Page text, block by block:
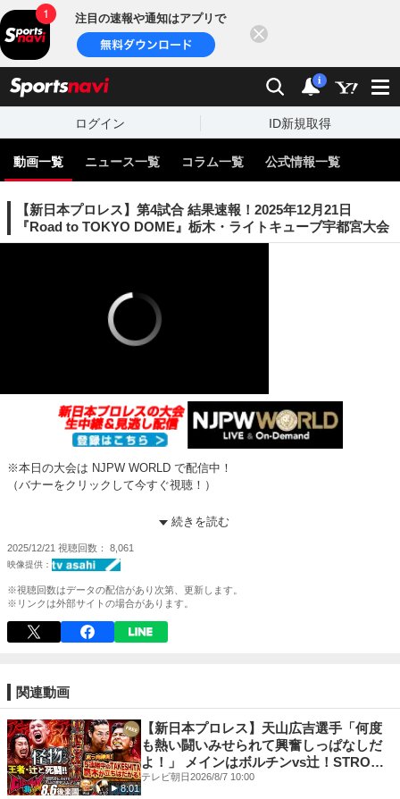
注目の速報や通知はアプリで
検索 通知
i
ログイン ID新規取得
動画一覧 ニュース一覧 コラム一覧 公式情報一覧
【新日本プロレス】第4試合 結果速報！2025年12月21日
『Road to TOKYO DOME』栃木・ライトキューブ宇都宮大会
※本日の大会は NJPW WORLD で配信中！
（バナーをクリックして今すぐ視聴！）
太 ◯ vs × 金丸義信 & 高橋裕二郎 & SANADA & 成田蓮 & EVIL
(12分14秒) カンヌキスープレックスホールド
新日本プロレス観るなら NJPW WORLD で！
登録＆視聴⇒https://www.njpwworld.com/
⇒https://www.amazon.co.jp/channels/njpwworldjp
《初回7日間無料》
★NJPW WORLD 公式SNS
X -https://twitter.com/njpwworld
Facebook -https://www.facebook.com/njpwworld1972/
Instagram -https://www.instagram.com/njpwworld_official/
続きを読む
2025/12/21 視聴回数 8,061
※視聴回数はデータの配信があり次第、更新します。
※リンクは外部サイトの場合があります。
関連動画
8:01
【新日本プロレス】天山広吉選手「何度
も熱い闘いみせられて興奮しっぱなしだ
よ！」 メインはボルチンvs辻！STRONG
無差別級王者とIWGPヘビー級王者が激
テレビ朝日2026/8/7 10:00